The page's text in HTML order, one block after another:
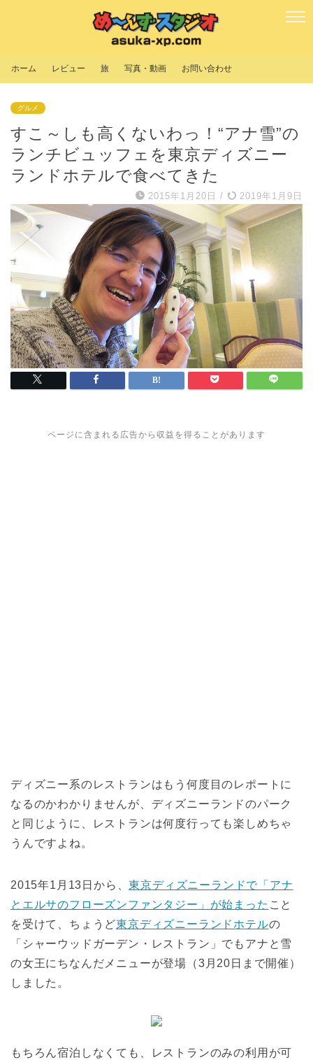
ホーム レビュー 旅 写真・動画 お問い合わせ
グルメ
すこ～しも高くないわっ！“アナ雪”の
ランチビュッフェを東京ディズニー
ランドホテルで食べてきた
2015年1月20日 / 2019年1月9日
ページに含まれる広告から収益を得ることがあります
ディズニー系のレストランはもう何度目のレポートに
なるのかわかりませんが、ディズニーランドのパーク
と同じように、レストランは何度行っても楽しめちゃ
うんですよね。
2015年1月13日から、東京ディズニーランドで「アナ
とエルサのフローズンファンタジー」が始まった こと
を受けて、ちょうど東京ディズニーランドホテルの
「シャーウッドガーデン・レストラン」でもアナと雪
の女王にちなんだメニューが登場（3月20日まで開催）
しました。
もちろん宿泊しなくても、レストランのみの利用が可